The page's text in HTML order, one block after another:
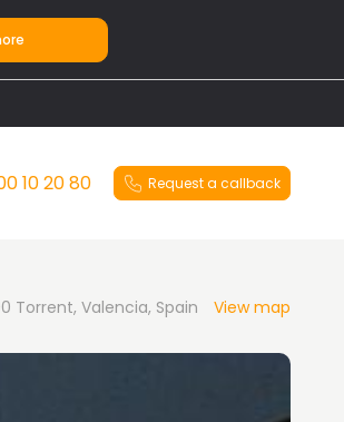
10 20 80 Request a callback
Torrent, Valencia, Spain View map